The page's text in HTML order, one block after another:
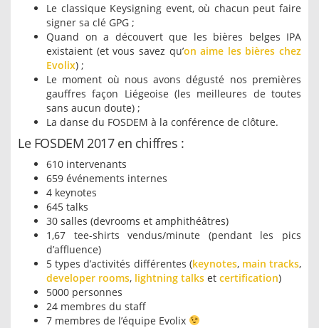
Le classique Keysigning event, où chacun peut faire
signer sa clé GPG ;
Quand on a découvert que les bières belges IPA
existaient (et vous savez qu’on aime les bières chez
Evolix) ;
Le moment où nous avons dégusté nos premières
gauffres façon Liégeoise (les meilleures de toutes
sans aucun doute) ;
La danse du FOSDEM à la conférence de clôture.
Le FOSDEM 2017 en chiffres :
610 intervenants
659 événements internes
4 keynotes
645 talks
30 salles (devrooms et amphithéâtres)
1,67 tee-shirts vendus/minute (pendant les pics
d’affluence)
5 types d’activités différentes (keynotes, main tracks,
developer rooms, lightning talks et certification)
5000 personnes
24 membres du staff
7 membres de l’équipe Evolix